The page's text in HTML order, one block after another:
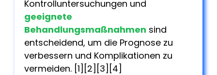
Kontrolluntersuchungen und
geeignete
Behandlungsmaßnahmen sind
entscheidend, um die Prognose zu
verbessern und Komplikationen zu
vermeiden. [1][2][3][4]